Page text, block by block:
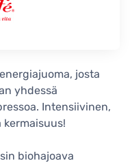
josta
yhdessä
Intensiivinen,
kermaisuus!
biohajoava